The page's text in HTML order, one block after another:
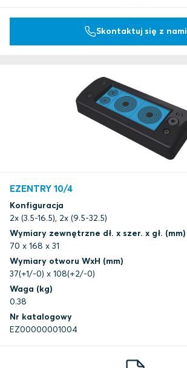
Skontaktuj się z nami
EZENTRY 10/4
Konfiguracja
2x (3.5-16.5), 2x (9.5-32.5)
Wymiary zewnętrzne dł. x szer. x gł. (mm)
70 x 168 x 31
Wymiary otworu WxH (mm)
37(+1/-0) x 108(+2/-0)
Waga (kg)
0.38
Nr katalogowy
EZ00000001004